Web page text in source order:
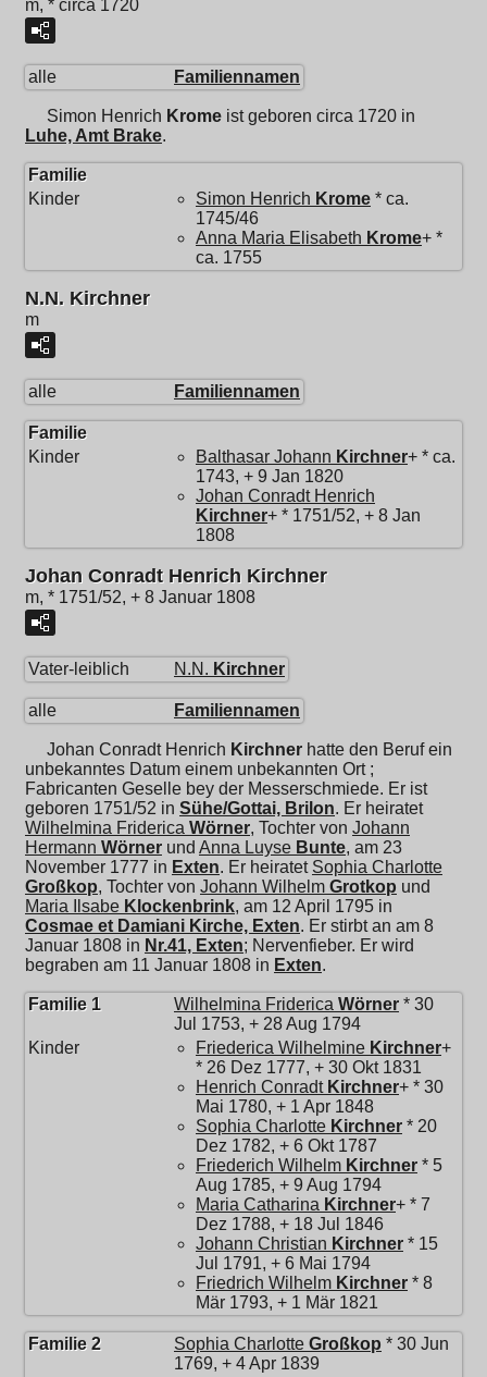
m, * circa 1720
alle Familiennamen
Simon Henrich Krome ist geboren circa 1720 in
Luhe, Amt Brake.
Familie
Kinder
Simon Henrich Krome * ca.
1745/46
Anna Maria Elisabeth Krome+ *
ca. 1755
N.N. Kirchner
m
alle Familiennamen
Familie
Kinder
Balthasar Johann Kirchner+ * ca.
1743, + 9 Jan 1820
Johan Conradt Henrich
Kirchner+ * 1751/52, + 8 Jan
1808
Johan Conradt Henrich Kirchner
m, * 1751/52, + 8 Januar 1808
Vater-leiblich N.N. Kirchner
alle Familiennamen
Johan Conradt Henrich Kirchner hatte den Beruf ein
unbekanntes Datum einem unbekannten Ort ;
Fabricanten Geselle bey der Messerschmiede. Er ist
geboren 1751/52 in Sühe/Gottai, Brilon. Er heiratet
Wilhelmina Friderica Wörner, Tochter von Johann
Hermann Wörner und Anna Luyse Bunte, am 23
November 1777 in Exten. Er heiratet Sophia Charlotte
Großkop, Tochter von Johann Wilhelm Grotkop und
Maria Ilsabe Klockenbrink, am 12 April 1795 in
Cosmae et Damiani Kirche, Exten. Er stirbt an am 8
Januar 1808 in Nr.41, Exten; Nervenfieber. Er wird
begraben am 11 Januar 1808 in Exten.
Familie 1 Wilhelmina Friderica Wörner * 30
Jul 1753, + 28 Aug 1794
Kinder
Friederica Wilhelmine Kirchner+
* 26 Dez 1777, + 30 Okt 1831
Henrich Conradt Kirchner+ * 30
Mai 1780, + 1 Apr 1848
Sophia Charlotte Kirchner * 20
Dez 1782, + 6 Okt 1787
Friederich Wilhelm Kirchner * 5
Aug 1785, + 9 Aug 1794
Maria Catharina Kirchner+ * 7
Dez 1788, + 18 Jul 1846
Johann Christian Kirchner * 15
Jul 1791, + 6 Mai 1794
Friedrich Wilhelm Kirchner * 8
Mär 1793, + 1 Mär 1821
Familie 2 Sophia Charlotte Großkop * 30 Jun
1769, + 4 Apr 1839